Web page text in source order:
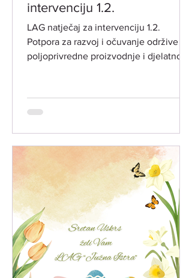
intervenciju 1.2.
LAG natječaj za intervenciju 1.2.
Potpora za razvoj i očuvanje održive
poljoprivredne proizvodnje i djelatnosti
LAG natječaj temeljem LRS LAG-a
"Južna Istra" za razdoblje 2023.-2027.
poljoprivredne djelatnosti" (ref. broj
natječaja 001-12-26-01) ​ PREDMET
NATJEČAJA:​ Predmet LAG natječaja je
poticanje ulaganja u preradu
poljoprivredn